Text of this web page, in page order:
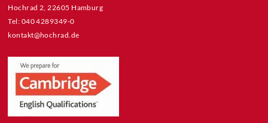
Hochrad 2, 22605 Hamburg
Tel: 040 4289349-0
kontakt@hochrad.de